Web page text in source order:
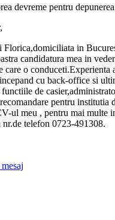
devreme pentru
Florica,domiciliata in
candidatura mea in
care o conduceti.Experienta
cu back-office si
de
pentru institutia
ul meu , pentru mai multe
nr.de telefon 0723-491308.